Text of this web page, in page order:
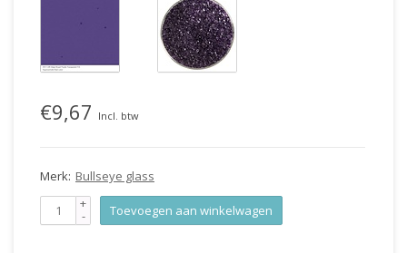
€9,67 Incl. btw
Merk: Bullseye glass
+
- Toevoegen aan winkelwagen